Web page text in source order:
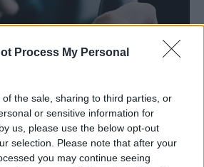
Process My Personal
the sale, sharing to third parties, or
or sensitive information for
us, please use the below opt-out
selection. Please note that after your
you may continue seeing
permiso internacional
viajar por todo el mundo